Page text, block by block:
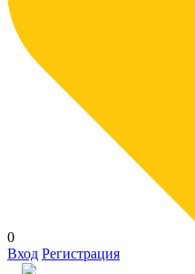
0
Вход Регистрация